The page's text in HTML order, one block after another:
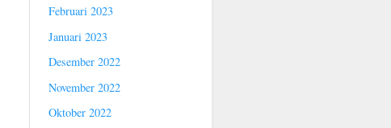
Februari 2023
Januari 2023
Desember 2022
November 2022
Oktober 2022